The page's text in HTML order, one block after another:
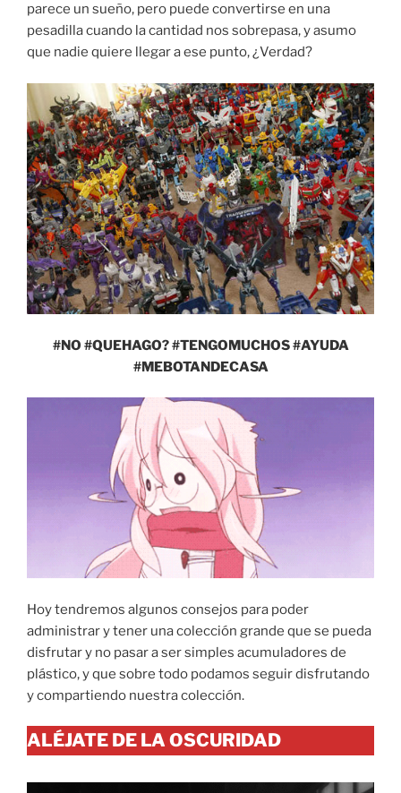
parece un sueño, pero puede convertirse en una
pesadilla cuando la cantidad nos sobrepasa, y asumo
que nadie quiere llegar a ese punto, ¿Verdad?
#NO #QUEHAGO? #TENGOMUCHOS #AYUDA
#MEBOTANDECASA
Hoy tendremos algunos consejos para poder
administrar y tener una colección grande que se pueda
disfrutar y no pasar a ser simples acumuladores de
plástico, y que sobre todo podamos seguir disfrutando
y compartiendo nuestra colección.
ALÉJATE DE LA OSCURIDAD